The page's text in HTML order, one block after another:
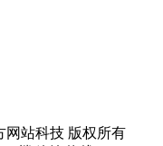
网站科技 版权所有